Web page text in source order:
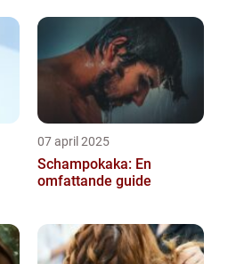
07 april 2025
Schampokaka: En
omfattande guide